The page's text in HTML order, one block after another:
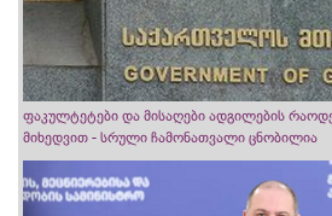
ფაკულტეტები და მისაღები ადგილების
მიხედვით - სრული ჩამონათვალი ცნობილია